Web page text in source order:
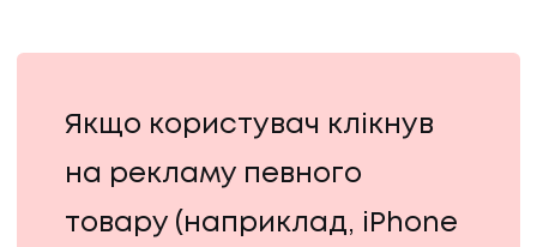
Якщо користувач клікнув
на рекламу певного
товару (наприклад, iPhone